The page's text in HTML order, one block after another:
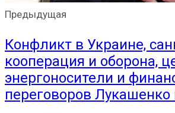
Предыдущая
Конфликт в Украине,
кооперация и оборона,
энергоносители и
переговоров Лукашенко